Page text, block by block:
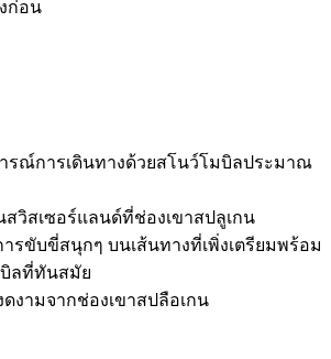
ก่อน
รณ์การเดินทางด้วยสโนว์โมบิลประมาณ
วิสเซอร์แลนด์ที่ช่องเขาสปลูเกน
ารขับขี่สนุกๆ บนเส้นทางที่เพิ่งเตรียมพร้อม
ลที่ทันสมัย
งามจากช่องเขาสปลือเกน